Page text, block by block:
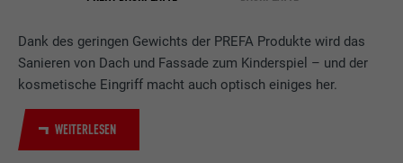
Dank des geringen Gewichts der PREFA Produkte wird das
Sanieren von Dach und Fassade zum Kinderspiel – und der
kosmetische Eingriff macht auch optisch einiges her.
WEITERLESEN
Zweck
LinkedIn für die Verfolgung der
Name